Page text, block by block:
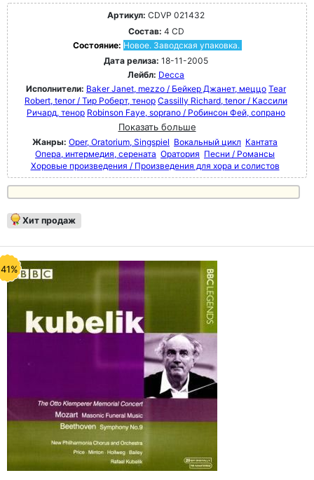
Артикул: CDVP 021432
Состав: 4 CD
Состояние: Новое. Заводская упаковка.
Дата релиза: 18-11-2005
Лейбл: Decca
Исполнители: Baker Janet, mezzo / Бейкер Джанет, меццо Tear
Robert, tenor / Тир Роберт, тенор Cassilly Richard, tenor / Кассили
Ричард, тенор Robinson Faye, soprano / Робинсон Фей, сопрано
Показать больше
Жанры: Oper, Oratorium, Singspiel Вокальный цикл Кантата
Опера, интермедия, серената Оратория Песни / Романсы
Хоровые произведения / Произведения для хора и солистов
Хит продаж